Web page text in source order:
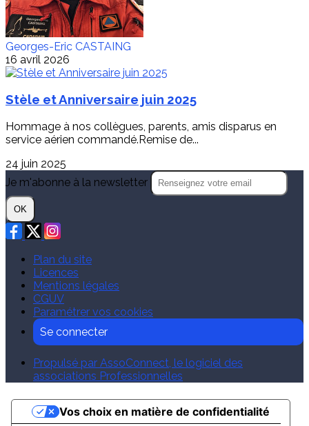
Georges-Eric CASTAING
16 avril 2026
Stèle et Anniversaire juin 2025
Hommage à nos collègues, parents, amis disparus en
service aérien commandé.Remise de...
24 juin 2025
Je m'abonne à la newsletter
OK
Plan du site
Licences
Mentions légales
CGUV
Paramétrer vos cookies
Se connecter
Propulsé par AssoConnect, le logiciel des
associations Professionnelles
Vos choix en matière de confidentialité